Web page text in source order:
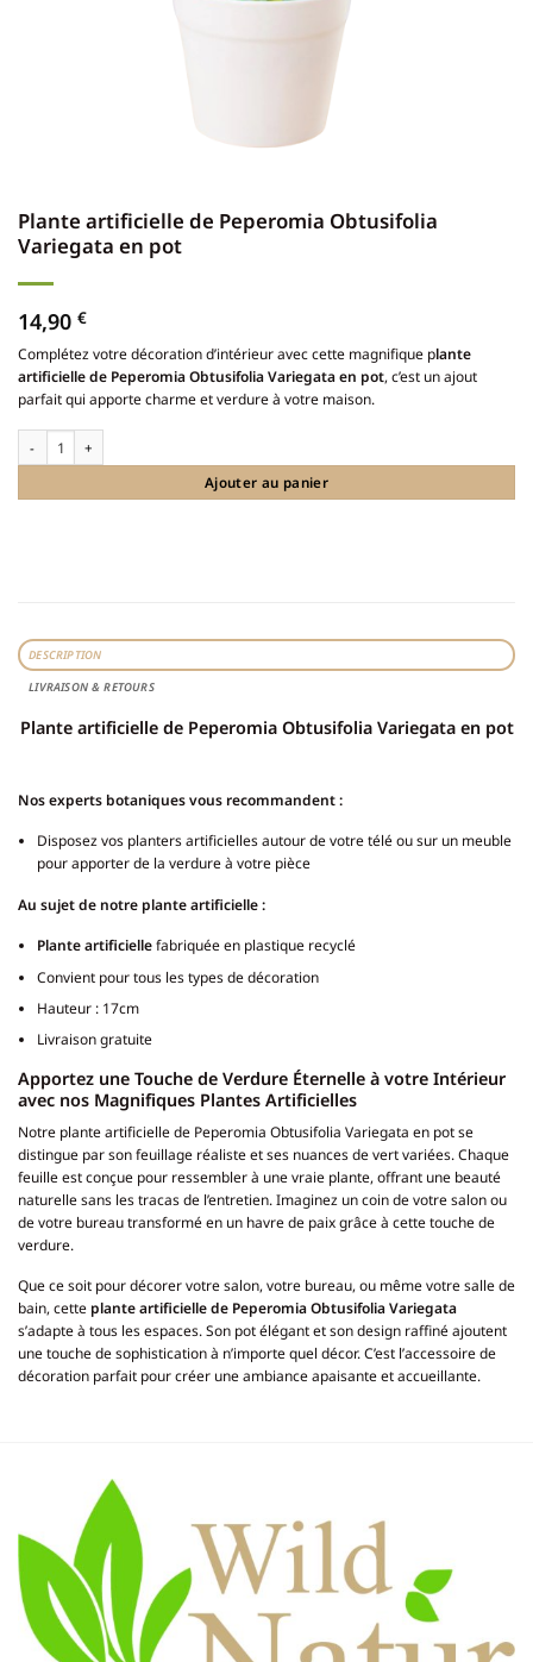
Plante artificielle de Peperomia Obtusifolia
Variegata en pot
14,90 €
Ajouter au panier
Complétez votre décoration d’intérieur avec cette magnifique plante
artificielle de Peperomia Obtusifolia Variegata en pot, c’est un ajout
parfait qui apporte charme et verdure à votre maison.
DESCRIPTION
LIVRAISON & RETOURS
Plante artificielle de Peperomia Obtusifolia Variegata en pot
Nos experts botaniques vous recommandent :
Disposez vos planters artificielles autour de votre télé ou sur un meuble
pour apporter de la verdure à votre pièce
Au sujet de notre plante artificielle :
Plante artificiellefabriquée en plastique recyclé
Convient pour tous les types de décoration
Hauteur : 17cm
Livraison gratuite
Apportez une Touche de Verdure Éternelle à votre Intérieur
avec nos Magnifiques Plantes Artificielles
Notre plante artificielle de Peperomia Obtusifolia Variegata en pot se
distingue par son feuillage réaliste et ses nuances de vert variées. Chaque
feuille est conçue pour ressembler à une vraie plante, offrant une beauté
naturelle sans les tracas de l’entretien. Imaginez un coin de votre salon ou
de votre bureau transformé en un havre de paix grâce à cette touche de
verdure.
Que ce soit pour décorer votre salon, votre bureau, ou même votre salle de
bain, cette plante artificielle de Peperomia Obtusifolia Variegata
s’adapte à tous les espaces. Son pot élégant et son design raffiné ajoutent
une touche de sophistication à n’importe quel décor. C’est l’accessoire de
décoration parfait pour créer une ambiance apaisante et accueillante.